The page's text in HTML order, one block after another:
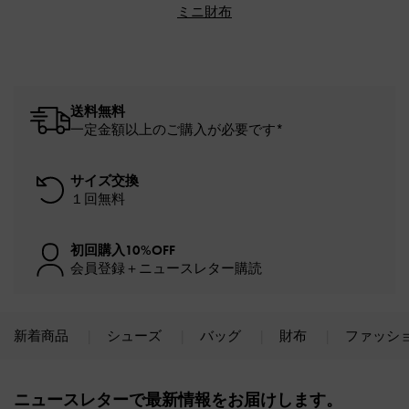
ミニ財布
送料無料
一定金額以上のご購入が必要です*
サイズ交換
１回無料
初回購入10%OFF
会員登録＋ニュースレター購読
新着商品 シューズ バッグ 財布 ファッシ
ニュースレターで最新情報をお届けします。​